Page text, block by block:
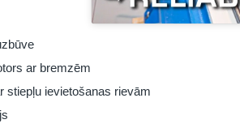
ar bremzēm
stiepļu ievietošanas rievām